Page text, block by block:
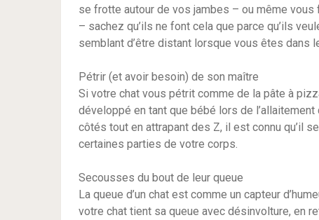
se frotte autour de vos jambes – ou même
– sachez qu’ils ne font cela que parce qu’ils
semblant d’être distant lorsque vous êtes dans
Pétrir (et avoir besoin) de son maître
Si votre chat vous pétrit comme de la pâte à
développé en tant que bébé lors de
côtés tout en attrapant des Z, il est connu qu’il
certaines parties de votre corps.
Secousses du bout de leur queue
La queue d’un chat est comme un capteur
votre chat tient sa queue avec désinvolture, en